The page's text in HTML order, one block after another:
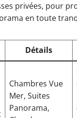
privées, pour
en toute
Détails
Chambres Vue
Mer, Suites
Panorama,